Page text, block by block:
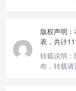
版权声明：
表，共计
转载说明：
布，转载请